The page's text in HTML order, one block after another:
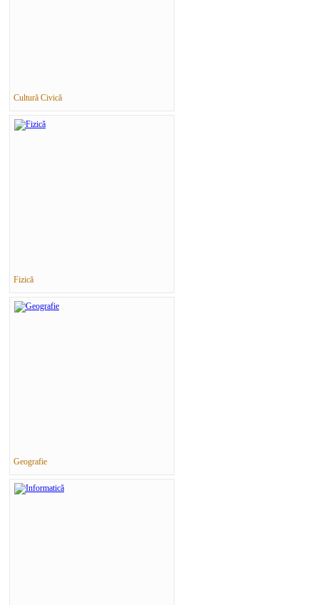
Cultură Civică
Fizică
Geografie